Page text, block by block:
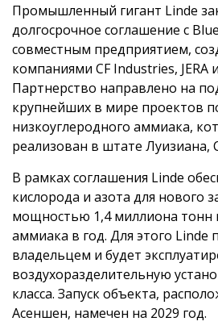
Промышленный гигант Linde
долгосрочное соглашение с
совместным предприятием,
компаниями CF Industries, JERA
Партнерство направлено на
крупнейших в мире проектов
низкоуглеродного аммиака,
реализован в штате Луизиана,
В рамках соглашения Linde
кислорода и азота для нового
мощностью 1,4 миллиона тонн
аммиака в год. Для этого Linde
владельцем и будет
воздухоразделительную
класса. Запуск объекта,
Асеншен, намечен на 2029 год.